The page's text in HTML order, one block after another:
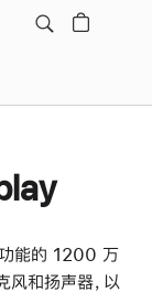
能的 1200 万
和扬声器，以